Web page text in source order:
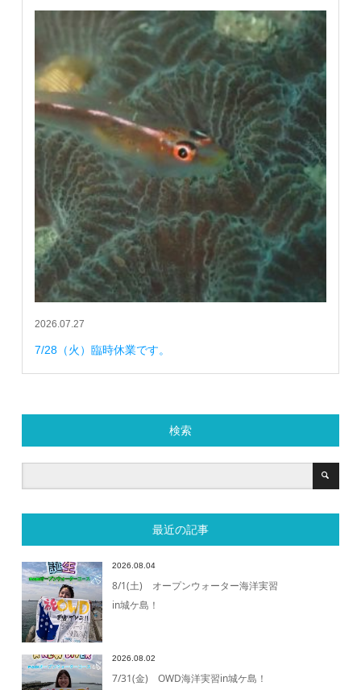
2026.07.27
7/28（火）臨時休業です。
検索
最近の記事
2026.08.04
8/1(土) オープンウォーター海洋実習
in城ケ島！
2026.08.02
7/31(金) OWD海洋実習in城ケ島！